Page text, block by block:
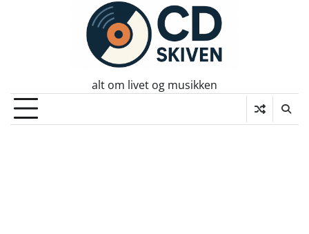
alt om livet og musikken